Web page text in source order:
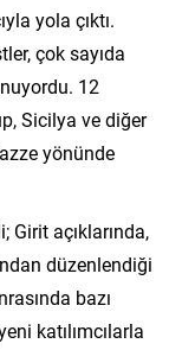
yola çıktı.
çok sayıda
12
Sicilya ve diğer
yönünde
açıklarında,
düzenlendiği
bazı
katılımcılarla